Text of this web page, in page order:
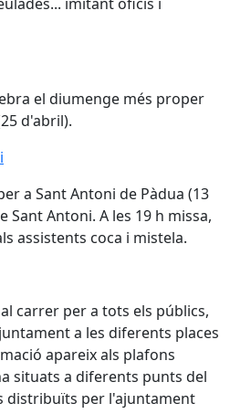
el diumenge més proper
d'abril).
a Sant Antoni de Pàdua (13
Sant Antoni. A les 19 h missa,
assistents coca i mistela.
carrer per a tots els públics,
a les diferents places
apareix als plafons
situats a diferents punts del
distribuïts per l'ajuntament